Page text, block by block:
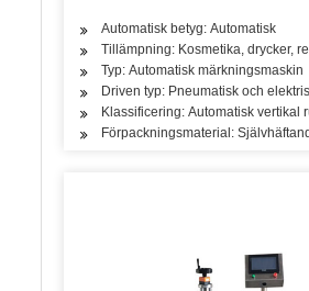
Automatisk betyg: Automatisk
Tillämpning: Kosmetika, drycker,
Typ: Automatisk märkningsmaskin
Driven typ: Pneumatisk och
Klassificering: Automatisk vertikal
Förpackningsmaterial: